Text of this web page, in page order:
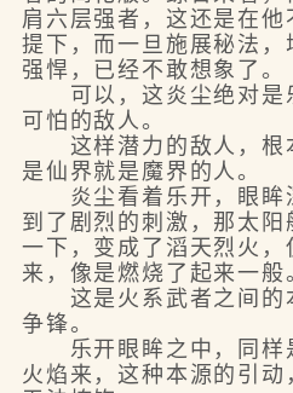
肩六层强者，这还是在
提下，而一旦施展秘法，
强悍，已经不敢想象了。
可以，这炎尘绝对是
可怕的敌人。
这样潜力的敌人，根
是仙界就是魔界的人。
炎尘看着乐开，眼眸
到了剧烈的刺激，那太
一下，变成了滔天烈火
来，像是燃烧了起来一般
这是火系武者之间的
争锋。
乐开眼眸之中，同样
火焰来，这种本源的引